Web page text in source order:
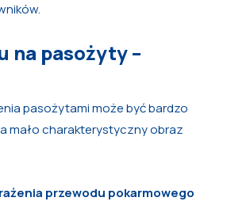
na pasożyty –
pasożytami może być bardzo
mało charakterystyczny obraz
przewodu pokarmowego